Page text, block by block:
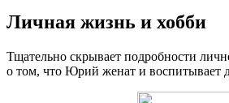
Личная жизнь и хобби
Тщательно скрывает подробности
о том, что Юрий женат и воспитывает